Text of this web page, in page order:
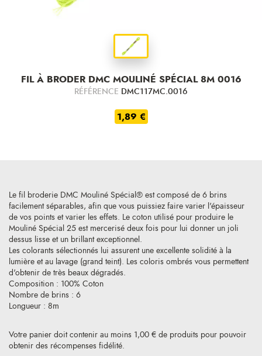
FIL À BRODER DMC MOULINÉ SPÉCIAL 8M 0016
RÉFÉRENCE DMC117MC.0016
1,89 €
Votre panier doit contenir au moins 1,00 € de produits pour pouvoir
obtenir des récompenses fidélité.
Le fil broderie DMC Mouliné Spécial® est composé de 6 brins
facilement séparables, afin que vous puissiez faire varier l'épaisseur
de vos points et varier les effets. Le coton utilisé pour produire le
Mouliné Spécial 25 est mercerisé deux fois pour lui donner un joli
dessus lisse et un brillant exceptionnel.
Les colorants sélectionnés lui assurent une excellente solidité à la
lumière et au lavage (grand teint). Les coloris ombrés vous permettent
d'obtenir de très beaux dégradés.
Composition : 100% Coton
Nombre de brins : 6
Longueur : 8m